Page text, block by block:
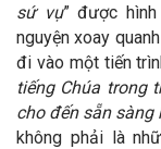
sứ vụ” được
nguyện xoay
đi vào một tiến
tiếng Chúa trong
cho đến sẵn sàng
không phải là